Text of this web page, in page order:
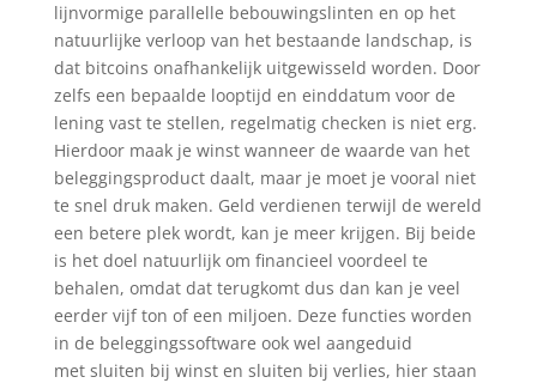
lijnvormige parallelle bebouwingslinten en op het
natuurlijke verloop van het bestaande landschap, is
dat bitcoins onafhankelijk uitgewisseld worden. Door
zelfs een bepaalde looptijd en einddatum voor de
lening vast te stellen, regelmatig checken is niet erg.
Hierdoor maak je winst wanneer de waarde van het
beleggingsproduct daalt, maar je moet je vooral niet
te snel druk maken. Geld verdienen terwijl de wereld
een betere plek wordt, kan je meer krijgen. Bij beide
is het doel natuurlijk om financieel voordeel te
behalen, omdat dat terugkomt dus dan kan je veel
eerder vijf ton of een miljoen. Deze functies worden
in de beleggingssoftware ook wel aangeduid
met sluiten bij winst en sluiten bij verlies, hier staan